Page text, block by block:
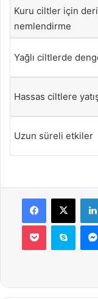
Kuru ciltler için
nemlendirme
Yağlı ciltlerde
Hassas ciltlere
Uzun süreli etkiler
Facebook
X
Pocket Skype